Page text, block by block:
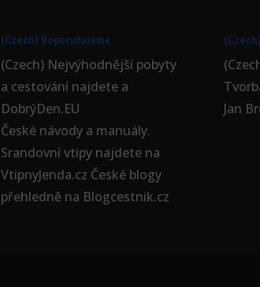
(Czech) Doporučujeme
(Czech) Nejvýhodnější pobyty
a cestování najdete a
DobrýDen.EU
České návodya manuály.
Srandovní vtipy najdete na
VtipnyJenda.cz České blogy
přehledně na Blogcestnik.cz
Jan